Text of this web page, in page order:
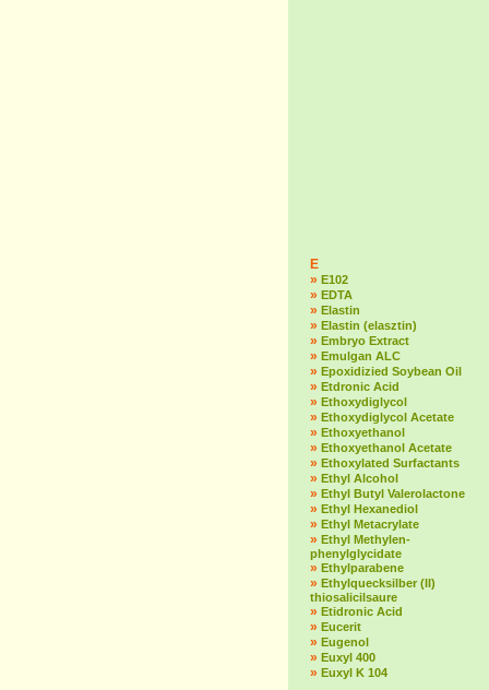
E
» E102
» EDTA
» Elastin
» Elastin (elasztin)
» Embryo Extract
» Emulgan ALC
» Epoxidizied Soybean Oil
» Etdronic Acid
» Ethoxydiglycol
» Ethoxydiglycol Acetate
» Ethoxyethanol
» Ethoxyethanol Acetate
» Ethoxylated Surfactants
» Ethyl Alcohol
» Ethyl Butyl Valerolactone
» Ethyl Hexanediol
» Ethyl Metacrylate
» Ethyl Methylen-
phenylglycidate
» Ethylparabene
» Ethylquecksilber (II)
thiosalicilsaure
» Etidronic Acid
» Eucerit
» Eugenol
» Euxyl 400
» Euxyl K 104